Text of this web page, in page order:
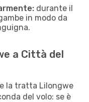
durante il
in modo da
a Città del
la tratta Lilongwe
del volo: se è